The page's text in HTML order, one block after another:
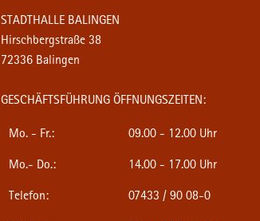
STADTHALLE BALINGEN
Hirschbergstraße 38
72336 Balingen
GESCHÄFTSFÜHRUNG ÖFFNUNGSZEITEN:
Mo. - Fr.: 09.00 - 12.00 Uhr
Mo.- Do.: 14.00 - 17.00 Uhr
Telefon: 07433 / 90 08-0